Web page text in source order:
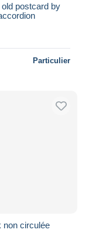
postcard by
Particulier
non circulée